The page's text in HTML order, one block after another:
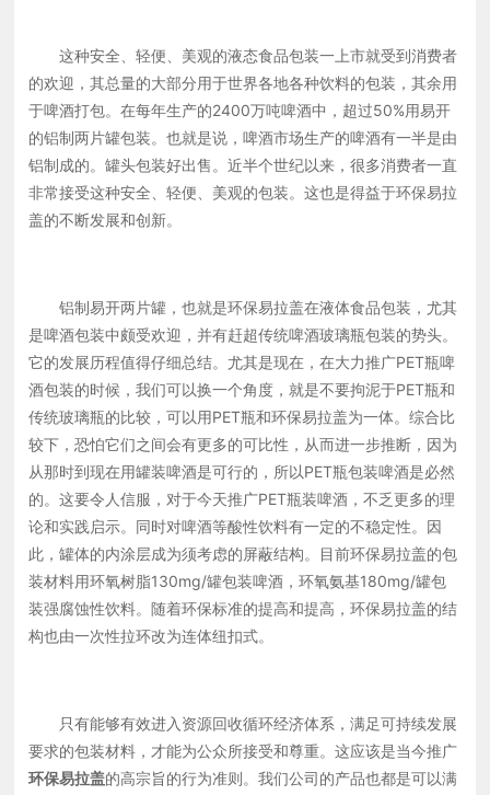
是得益于环保易拉盖的不断发展和创新。 铝制易开两片
罐，也就是环保易拉盖在液体食品包装，尤其是啤酒包装中
颇受欢迎，并有赶超传统啤酒玻璃瓶包装的势头。它
这种安全、轻便、美观的液态食品包装一上市就受到消费者
的欢迎，其总量的大部分用于世界各地各种饮料的包装，其余用
于啤酒打包。在每年生产的2400万吨啤酒中，超过50%用易开
的铝制两片罐包装。也就是说，啤酒市场生产的啤酒有一半是由
铝制成的。罐头包装好出售。近半个世纪以来，很多消费者一直
非常接受这种安全、轻便、美观的包装。这也是得益于环保易拉
盖的不断发展和创新。
铝制易开两片罐，也就是环保易拉盖在液体食品包装，尤其
是啤酒包装中颇受欢迎，并有赶超传统啤酒玻璃瓶包装的势头。
它的发展历程值得仔细总结。尤其是现在，在大力推广PET瓶啤
酒包装的时候，我们可以换一个角度，就是不要拘泥于PET瓶和
传统玻璃瓶的比较，可以用PET瓶和环保易拉盖为一体。综合比
较下，恐怕它们之间会有更多的可比性，从而进一步推断，因为
从那时到现在用罐装啤酒是可行的，所以PET瓶包装啤酒是必然
的。这要令人信服，对于今天推广PET瓶装啤酒，不乏更多的理
论和实践启示。同时对啤酒等酸性饮料有一定的不稳定性。因
此，罐体的内涂层成为须考虑的屏蔽结构。目前环保易拉盖的包
装材料用环氧树脂130mg/罐包装啤酒，环氧氨基180mg/罐包
装强腐蚀性饮料。随着环保标准的提高和提高，环保易拉盖的结
构也由一次性拉环改为连体纽扣式。
只有能够有效进入资源回收循环经济体系，满足可持续发展
要求的包装材料，才能为公众所接受和尊重。这应该是当今推广
环保易拉盖的高宗旨的行为准则。我们公司的产品也都是可以满